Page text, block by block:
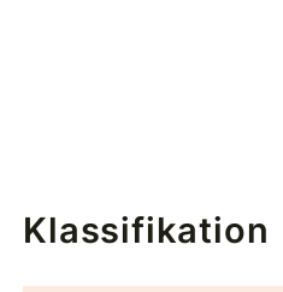
Klassifikation